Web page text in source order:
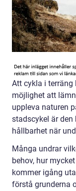
Att cykla i terräng
möjlighet att
uppleva naturen
stadscykel är den
hållbarhet när
Många undrar
behov, hur
kommer igång
förstå grunderna